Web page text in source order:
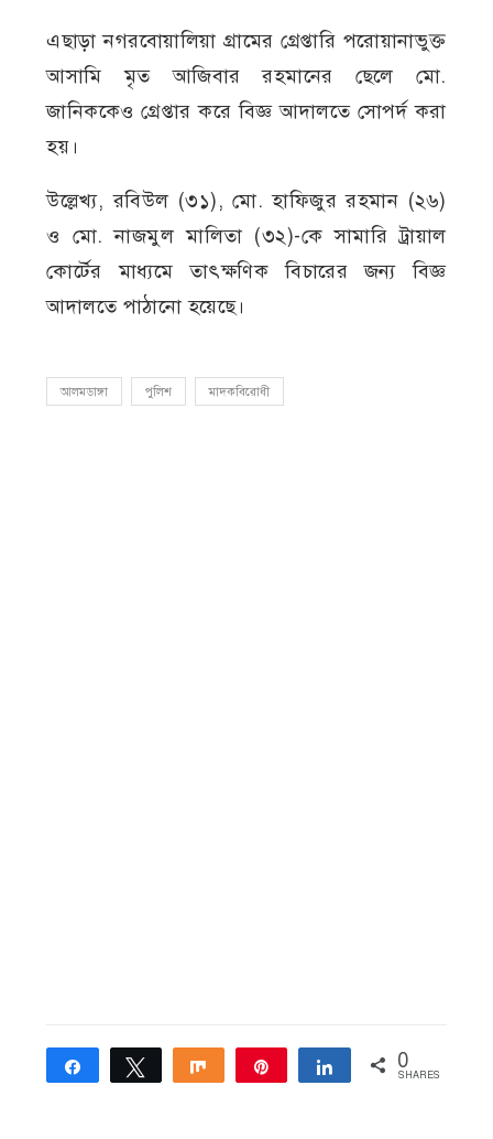
এছাড়া নগরবোয়ালিয়া গ্রামের গ্রেপ্তারি পরোয়ানাভুক্ত
আসামি মৃত আজিবার রহমানের ছেলে মো.
জানিককেও গ্রেপ্তার করে বিজ্ঞ আদালতে সোপর্দ করা
হয়।
উল্লেখ্য, রবিউল (৩১), মো. হাফিজুর রহমান (২৬)
ও মো. নাজমুল মালিতা (৩২)-কে সামারি ট্রায়াল
কোর্টের মাধ্যমে তাৎক্ষণিক বিচারের জন্য বিজ্ঞ
আদালতে পাঠানো হয়েছে।
আলমডাঙ্গা পুলিশ মাদকবিরোধী
Share Tweet Share Share 0
SHARES